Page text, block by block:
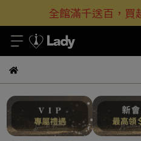
全館滿千送百，買